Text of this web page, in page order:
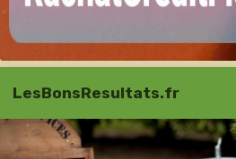
LesBonsResultats.fr